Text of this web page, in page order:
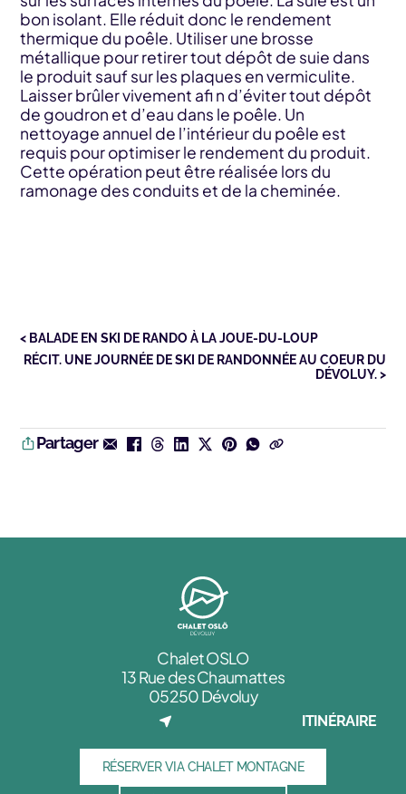
bon isolant. Elle réduit donc le rendement
thermique du poêle. Utiliser une brosse
métallique pour retirer tout dépôt de suie dans
le produit sauf sur les plaques en vermiculite.
Laisser brûler vivement afi n d’éviter tout dépôt
de goudron et d’eau dans le poêle. Un
nettoyage annuel de l’intérieur du poêle est
requis pour optimiser le rendement du produit.
Cette opération peut être réalisée lors du
ramonage des conduits et de la cheminée.
< BALADE EN SKI DE RANDO À LA JOUE-DU-LOUP
RÉCIT. UNE JOURNÉE DE SKI DE RANDONNÉE AU COEUR DU
DÉVOLUY. >
Partager
Chalet OSLO
13 Rue des Chaumattes
05250 Dévoluy
ITINÉRAIRE
RÉSERVER VIA CHALET MONTAGNE